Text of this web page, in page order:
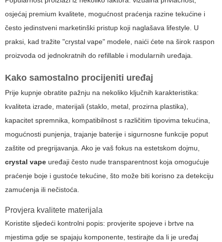
osjećaj premium kvalitete, mogućnost praćenja razine tekućine i
često jedinstveni marketinški pristup koji naglašava lifestyle. U
praksi, kad tražite "crystal vape" modele, naići ćete na širok raspon
proizvoda od jednokratnih do refillable i modularnih uređaja.
Kako samostalno procijeniti uređaj
Prije kupnje obratite pažnju na nekoliko ključnih karakteristika:
kvaliteta izrade, materijali (staklo, metal, prozirna plastika),
kapacitet spremnika, kompatibilnost s različitim tipovima tekućina,
mogućnosti punjenja, trajanje baterije i sigurnosne funkcije poput
zaštite od pregrijavanja. Ako je vaš fokus na estetskom dojmu,
crystal vape uređaji često nude transparentnost koja omogućuje
praćenje boje i gustoće tekućine, što može biti korisno za detekciju
zamućenja ili nečistoća.
Provjera kvalitete materijala
Koristite sljedeći kontrolni popis: provjerite spojeve i brtve na
mjestima gdje se spajaju komponente, testirajte da li je uređaj